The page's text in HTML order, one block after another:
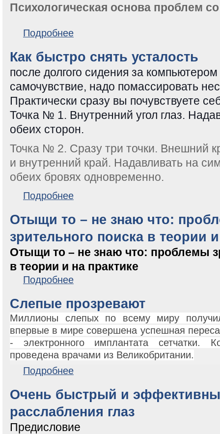
Психологическая основа проблем
Подробнее
Как быстро снять усталость
после долгого сидения за
самочувствие, надо помассировать
Практически сразу вы почувствуете
Точка № 1. Внутренний угол глаз.
обеих сторон.
Точка № 2. Сразу три точки. Внешний
и внутренний край. Надавливать на
обеих бровях одновременно.
Подробнее
Отыщи то – не знаю что:
зрительного поиска в теории
Отыщи то – не знаю что: проблемы
в теории и на практике
Подробнее
Слепые прозревают
Миллионы слепых по всему миру
впервые в мире совершена успешная
- электронного имплантата сетчатки.
проведена врачами из Великобритании.
Подробнее
Очень быстрый и
расслабления глаз
Предисловие